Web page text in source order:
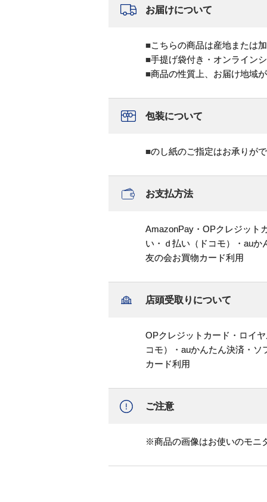
お届けについて
■こちらの商品は産地または
■手提げ袋付き・オンライン
■商品の性質上、お届け地域
包装について
■のし紙のご指定はお承りが
お支払方法
AmazonPay・OPクレジット
い・ｄ払い（ドコモ）・au
友の会お買物カード利用
店頭受取りについて
OPクレジットカード・ロイ
コモ）・auかんたん決済・
カード利用
ご注意
※商品の画像はお使いのモニ